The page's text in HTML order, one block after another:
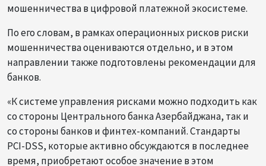
мошенничества в цифровой платежной экосистеме.
По его словам, в рамках операционных рисков риски
мошенничества оцениваются отдельно, и в этом
направлении также подготовлены рекомендации для
банков.
«К системе управления рисками можно подходить как
со стороны Центрального банка Азербайджана, так и
со стороны банков и финтех-компаний. Стандарты
PCI-DSS, которые активно обсуждаются в последнее
время, приобретают особое значение в этом